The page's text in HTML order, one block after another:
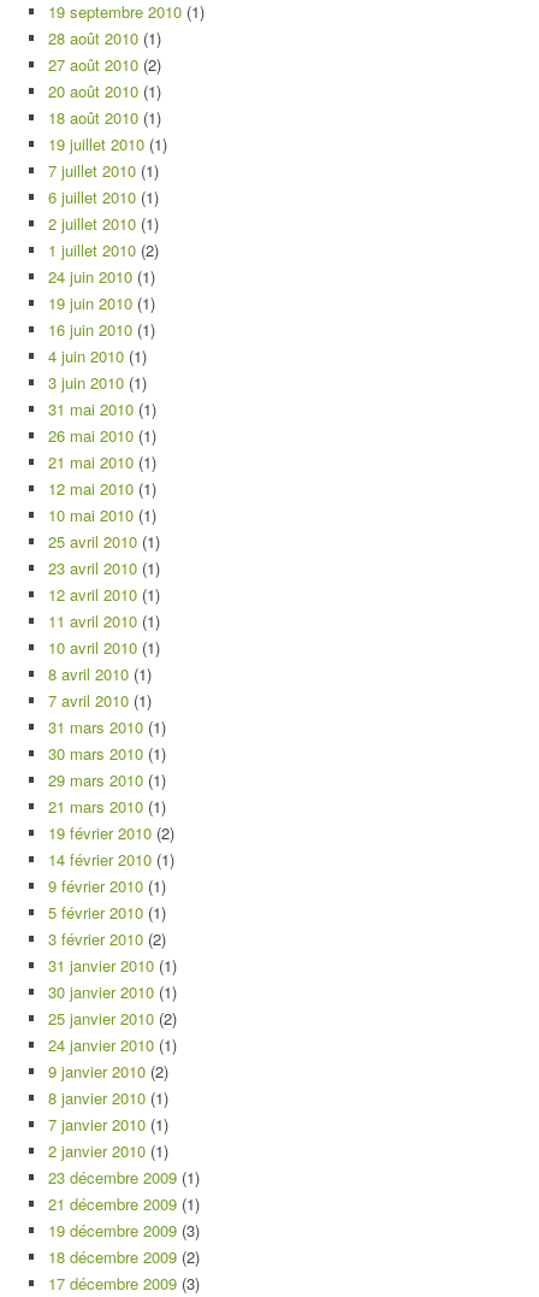
19 septembre 2010 (1)
28 août 2010 (1)
27 août 2010 (2)
20 août 2010 (1)
18 août 2010 (1)
19 juillet 2010 (1)
7 juillet 2010 (1)
6 juillet 2010 (1)
2 juillet 2010 (1)
1 juillet 2010 (2)
24 juin 2010 (1)
19 juin 2010 (1)
16 juin 2010 (1)
4 juin 2010 (1)
3 juin 2010 (1)
31 mai 2010 (1)
26 mai 2010 (1)
21 mai 2010 (1)
12 mai 2010 (1)
10 mai 2010 (1)
25 avril 2010 (1)
23 avril 2010 (1)
12 avril 2010 (1)
11 avril 2010 (1)
10 avril 2010 (1)
8 avril 2010 (1)
7 avril 2010 (1)
31 mars 2010 (1)
30 mars 2010 (1)
29 mars 2010 (1)
21 mars 2010 (1)
19 février 2010 (2)
14 février 2010 (1)
9 février 2010 (1)
5 février 2010 (1)
3 février 2010 (2)
31 janvier 2010 (1)
30 janvier 2010 (1)
25 janvier 2010 (2)
24 janvier 2010 (1)
9 janvier 2010 (2)
8 janvier 2010 (1)
7 janvier 2010 (1)
2 janvier 2010 (1)
23 décembre 2009 (1)
21 décembre 2009 (1)
19 décembre 2009 (3)
18 décembre 2009 (2)
17 décembre 2009 (3)